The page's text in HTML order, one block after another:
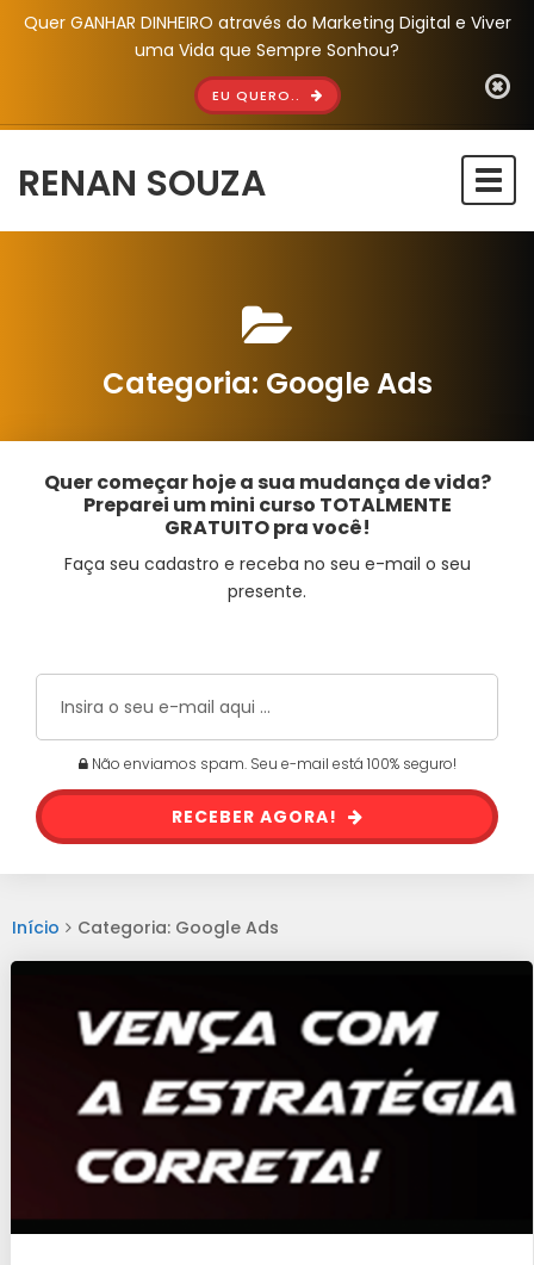
Quer GANHAR DINHEIRO através do Marketing Digital e Viver
uma Vida que Sempre Sonhou?
EU QUERO..
RENAN SOUZA
Categoria: Google Ads
Quer começar hoje a sua mudança de vida?
Preparei um mini curso TOTALMENTE
GRATUITO pra você!
Faça seu cadastro e receba no seu e-mail o seu
presente.
Não enviamos spam. Seu e-mail está 100% seguro!
RECEBER AGORA!
Início Categoria: Google Ads